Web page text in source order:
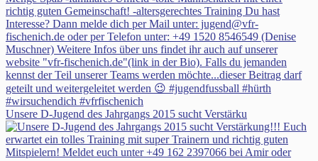
Unsere D-Jugend des Jahrgangs 2015 sucht Verstärku